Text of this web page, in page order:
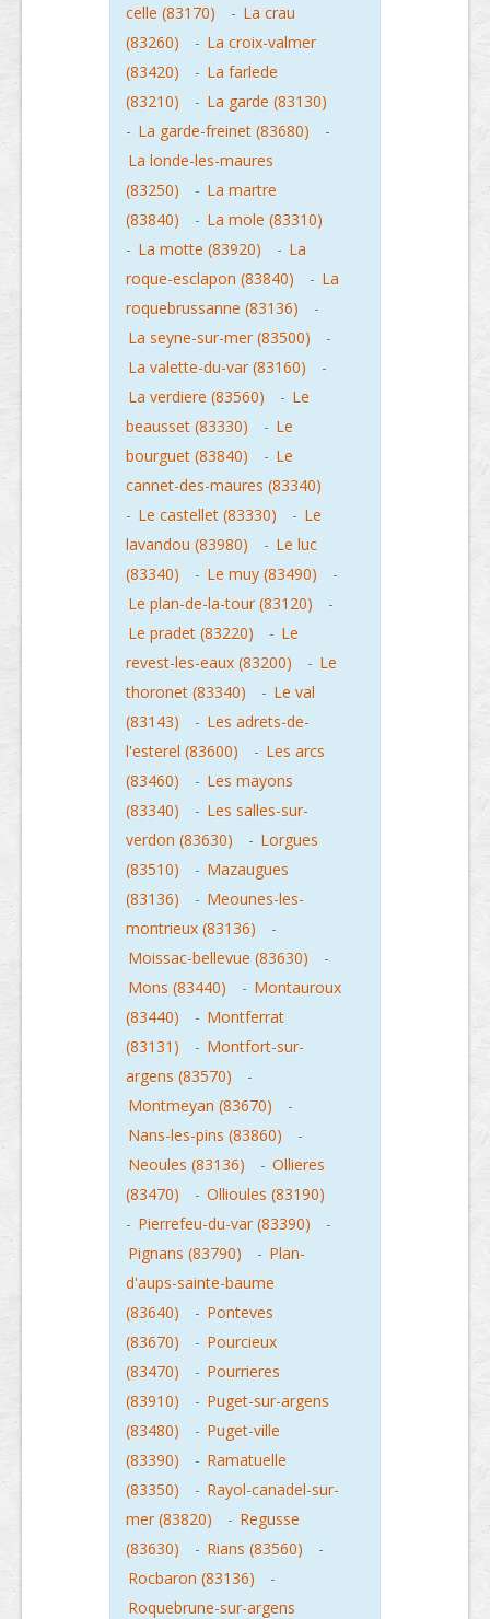
celle (83170)
- La crau
(83260)
- La croix-valmer
(83420)
- La farlede
(83210)
- La garde (83130)
- La garde-freinet (83680)
-
La londe-les-maures
(83250)
- La martre
(83840)
- La mole (83310)
- La motte (83920) - La
roque-esclapon (83840)
- La
roquebrussanne (83136)
-
La seyne-sur-mer (83500)
-
La valette-du-var (83160)
-
La verdiere (83560)
- Le
beausset (83330)
- Le
bourguet (83840)
- Le
cannet-des-maures (83340)
- Le castellet (83330) - Le
lavandou (83980)
- Le luc
(83340)
- Le muy (83490)
-
Le plan-de-la-tour (83120)
-
Le pradet (83220)
- Le
revest-les-eaux (83200)
- Le
thoronet (83340)
- Le val
(83143)
- Les adrets-de-
l'esterel (83600)
- Les arcs
(83460)
- Les mayons
(83340)
- Les salles-sur-
verdon (83630)
- Lorgues
(83510)
- Mazaugues
(83136)
- Meounes-les-
montrieux (83136)
-
Moissac-bellevue (83630)
-
Mons (83440)
- Montauroux
(83440)
- Montferrat
(83131)
- Montfort-sur-
argens (83570)
-
Montmeyan (83670)
-
Nans-les-pins (83860)
-
Neoules (83136)
- Ollieres
(83470)
- Ollioules (83190)
- Pierrefeu-du-var (83390)
-
Pignans (83790)
- Plan-
d'aups-sainte-baume
(83640)
- Ponteves
(83670)
- Pourcieux
(83470)
- Pourrieres
(83910)
- Puget-sur-argens
(83480)
- Puget-ville
(83390)
- Ramatuelle
(83350)
- Rayol-canadel-sur-
mer (83820)
- Regusse
(83630)
- Rians (83560)
-
Rocbaron (83136)
-
Roquebrune-sur-argens